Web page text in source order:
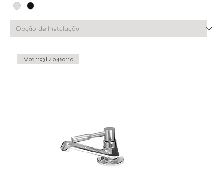
Mod.1193 I 40460110